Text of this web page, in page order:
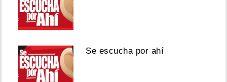
Se escucha por ahí